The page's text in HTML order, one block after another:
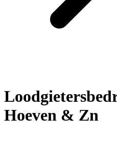
Hoeven & Zn